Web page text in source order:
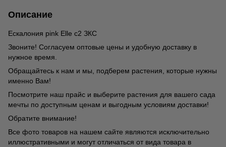
Описание
Ескалония pink Elle с2 ЗКС
Звоните! Согласуем оптовые цены и удобную доставку в
нужное время.
Обращайтесь к нам и мы, подберем растения, которые нужны
именно Вам!
Посмотрите наш прайс и выберите растения для вашего сада
мечты по доступным ценам и выгодным условиям доставки!
Обратите внимание!
Все фото товаров на нашем сайте являются исключительно
иллюстративными и могут отличаться от вида товара в